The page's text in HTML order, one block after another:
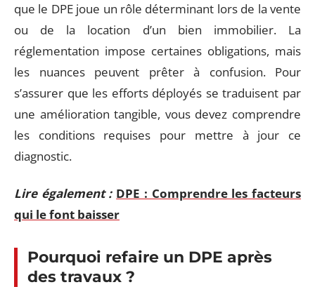
que le DPE joue un rôle déterminant lors de la vente
ou de la location d’un bien immobilier. La
réglementation impose certaines obligations, mais
les nuances peuvent prêter à confusion. Pour
s’assurer que les efforts déployés se traduisent par
une amélioration tangible, vous devez comprendre
les conditions requises pour mettre à jour ce
diagnostic.
Lire également : DPE : Comprendre les facteurs
qui le font baisser
Pourquoi refaire un DPE après
des travaux ?